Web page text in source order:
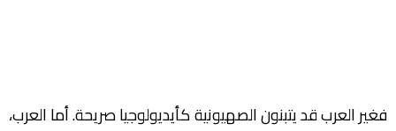
فغير العرب قد يتبنون الصهيونية كأيديولوجيا صريحة. أما العرب،